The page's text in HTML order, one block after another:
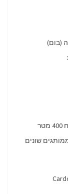
(בום)
שונים